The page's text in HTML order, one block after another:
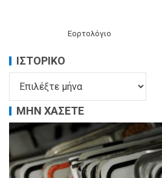
Εορτολόγιο
ΙΣΤΟΡΙΚΌ
ΜΗΝ ΧΑΣΕΤΕ